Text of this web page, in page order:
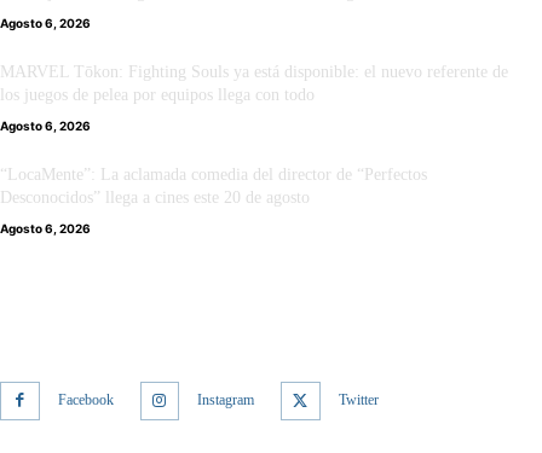
Agosto 6, 2026
MARVEL Tōkon: Fighting Souls ya está disponible: el nuevo referente de
los juegos de pelea por equipos llega con todo
Agosto 6, 2026
“LocaMente”: La aclamada comedia del director de “Perfectos
Desconocidos” llega a cines este 20 de agosto
Agosto 6, 2026
Facebook Instagram Twitter